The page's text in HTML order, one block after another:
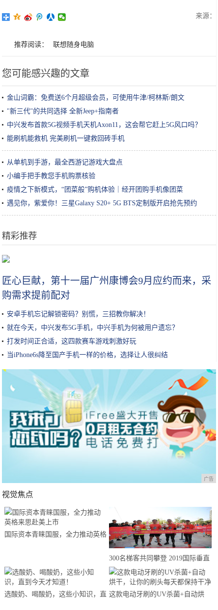
来源：
推荐阅读： 联想随身电脑
您可能感兴趣的文章
金山词霸：免费送6个月超级会员，可使用牛津/柯林斯/朗文
"新三代"的共同选择 全新Jeep+指南者
中兴发布首款5G视频手机天机Axon11，这会帮它赶上5G风口吗？
能刷机能救机 完美刷机一键救回砖手机
从单机到手游，最全西游记游戏大盘点
小编手把手教您手机购票核验
疫情之下新模式，“团菜般”购机体验｜经开团购手机像团菜
遇见你，紫爱你！三星Galaxy S20+ 5G BTS定制版开启抢先预约
精彩推荐
匠心巨献，第十一届广州康博会9月应约而来，采
购需求提前配对
安卓手机忘记解锁密码？别慌，三招教你解决！
就在今天，中兴发布5G手机，中兴手机为何被用户遗忘？
打发时间正合适，这四款赛车游戏刺激好玩
当iPhone6s降至国产手机一样的价格，选择让人很纠结
广告
视觉焦点
国际资本青睐国服，全力推动英格
300名梯客共同攀登 2019国际垂直
马拉松超级精英赛顺德海骏达中心
站欢乐开跑
选酸奶、喝酸奶，这些小知识，直 这款电动牙刷的UV杀菌+自动烘